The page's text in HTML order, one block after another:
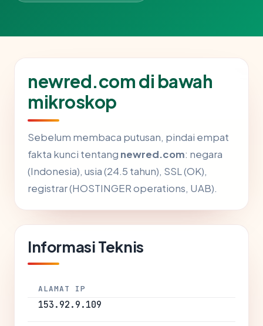
newred.com di bawah
mikroskop
Sebelum membaca putusan, pindai empat
fakta kunci tentang newred.com: negara
(Indonesia), usia (24.5 tahun), SSL (OK),
registrar (HOSTINGER operations, UAB).
Informasi Teknis
ALAMAT IP
153.92.9.109